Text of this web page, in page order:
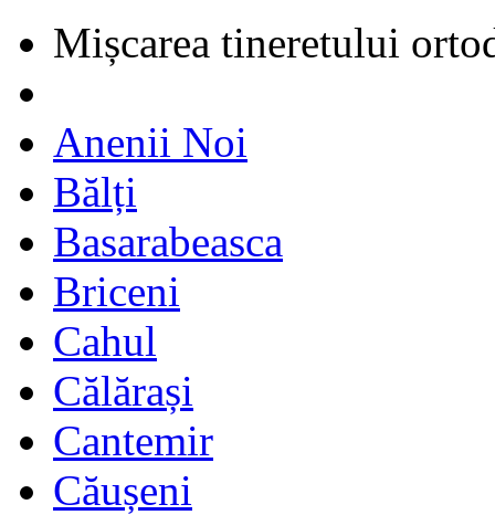
Mișcarea tineretului
Anenii Noi
Bălți
Basarabeasca
Briceni
Cahul
Călărași
Cantemir
Căușeni